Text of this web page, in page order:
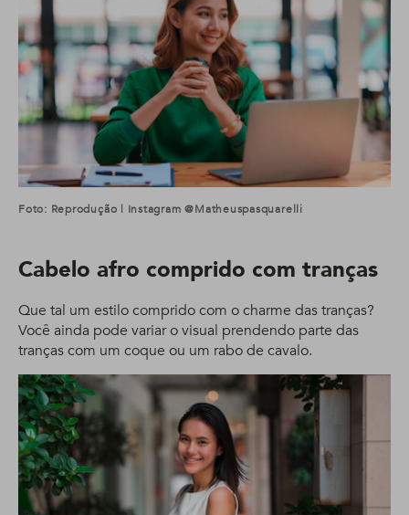
Foto: Reprodução | Instagram @matheuspasquarelli
Cabelo afro comprido com tranças
Que tal um estilo comprido com o charme das tranças?
Você ainda pode variar o visual prendendo parte das
tranças com um coque ou um rabo de cavalo.